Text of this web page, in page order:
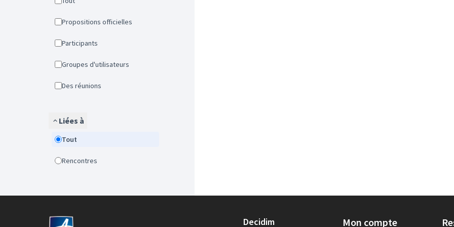
Propositions officielles
Participants
Groupes d'utilisateurs
Des réunions
Liées à
Tout
Rencontres
Decidim Mon compte